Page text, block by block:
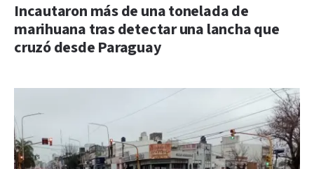
Incautaron más de una tonelada de
marihuana tras detectar una lancha que
cruzó desde Paraguay